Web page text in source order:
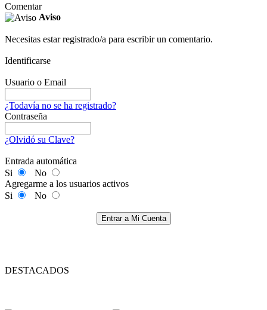
Comentar
Aviso
Necesitas estar registrado/a para escribir un comentario.
Identificarse
Usuario o Email
¿Todavía no se ha registrado?
Contraseña
¿Olvidó su Clave?
Entrada automática
Si
No
Agregarme a los usuarios activos
Si
No
Entrar a Mi Cuenta
DESTACADOS